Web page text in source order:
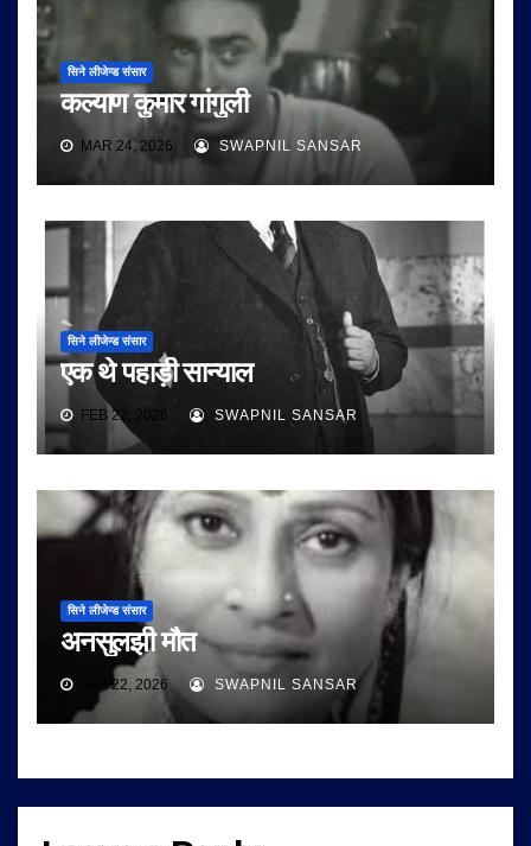
सिने लीजेन्ड संसार
कल्याण कुमार गांगुली
MAR 24, 2026 SWAPNIL SANSAR
सिने लीजेन्ड संसार
एक थे पहाड़ी सान्याल
FEB 22, 2026 SWAPNIL SANSAR
सिने लीजेन्ड संसार
अनसुलझी मौत
FEB 22, 2026 SWAPNIL SANSAR